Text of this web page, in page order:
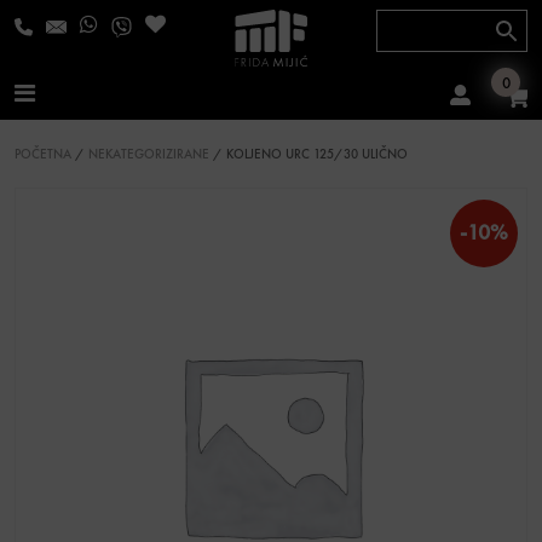
Skip to content
Main Navigation
0
POČETNA / NEKATEGORIZIRANE / KOLJENO URC 125/30 ULIČNO
-10%